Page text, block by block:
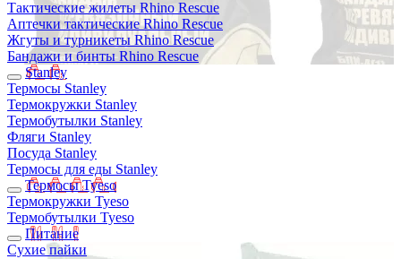
Тактические жилеты Rhino Rescue
Аптечки тактические Rhino Rescue
Жгуты и турникеты Rhino Rescue
Бандажи и бинты Rhino Rescue
Stanley
Термосы Stanley
Термокружки Stanley
Термобутылки Stanley
Фляги Stanley
Посуда Stanley
Термосы для еды Stanley
Термосы Tyeso
Термокружки Tyeso
Термобутылки Tyeso
Питание
Сухие пайки